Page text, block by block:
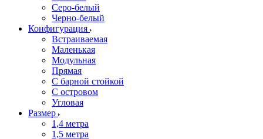
Серо-белый
Черно-белый
Конфигурация
Встраиваемая
Маленькая
Модульная
Прямая
С барной стойкой
С островом
Угловая
Размер
1,4 метра
1,5 метра